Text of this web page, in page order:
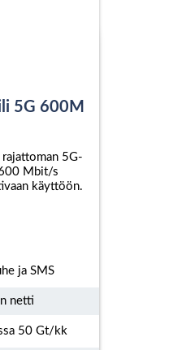
5G 600M
5G-
Mbit/s
käyttöön.
ja SMS
netti
50 Gt/kk